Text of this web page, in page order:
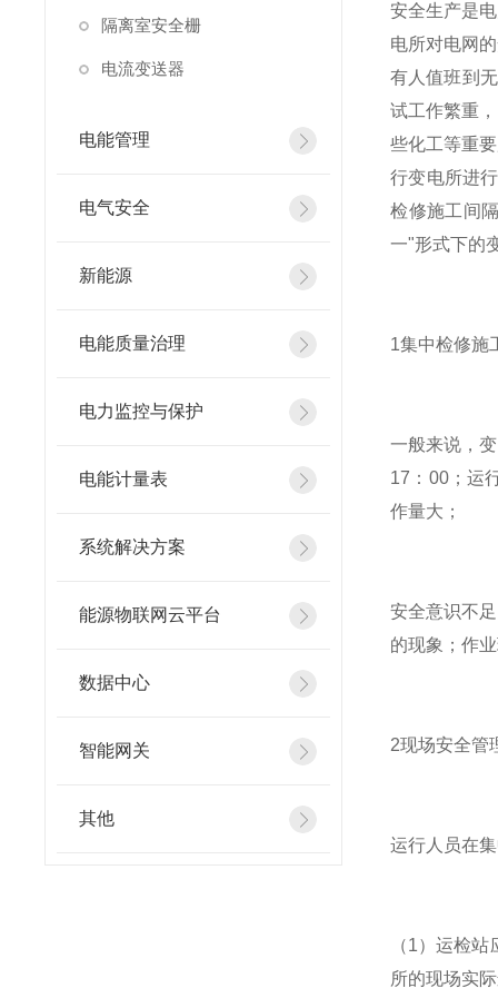
隔离室安全栅
电流变送器
电能管理
电气安全
新能源
电能质量治理
电力监控与保护
电能计量表
系统解决方案
能源物联网云平台
数据中心
智能网关
其他
安全生产是
电所对电网
有人值班到
试工作繁重
些化工等重
行变电所进
检修施工间
一"形式下的
1集中检修施
一般来说，
17：00；运
作量大；
安全意识不
的现象；作
2现场安全管
运行人员在
（1）运检
所的现场实